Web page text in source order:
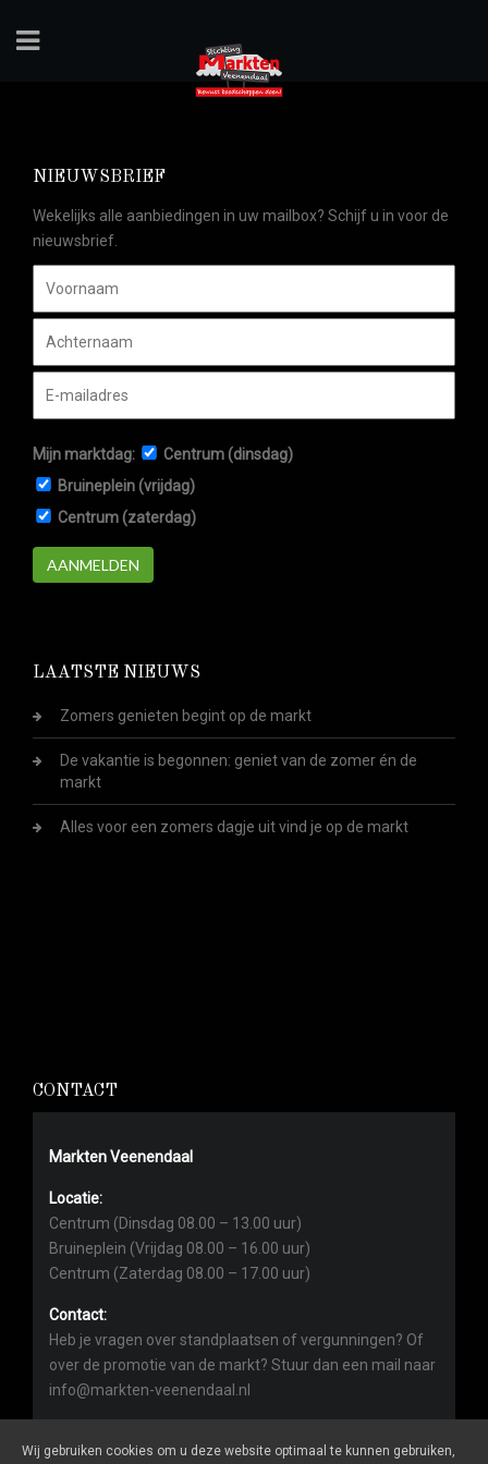
NIEUWSBRIEF
Wekelijks alle aanbiedingen in uw mailbox? Schijf u in voor de
nieuwsbrief.
Mijn marktdag:
Centrum (dinsdag)
Bruineplein (vrijdag)
Centrum (zaterdag)
AANMELDEN
LAATSTE NIEUWS
Zomers genieten begint op de markt
De vakantie is begonnen: geniet van de zomer én de
markt
Alles voor een zomers dagje uit vind je op de markt
CONTACT
Markten Veenendaal
Locatie:
Centrum (Dinsdag 08.00 – 13.00 uur)
Bruineplein (Vrijdag 08.00 – 16.00 uur)
Centrum (Zaterdag 08.00 – 17.00 uur)
Contact:
Heb je vragen over standplaatsen of vergunningen? Of
over de promotie van de markt? Stuur dan een mail naar
info@markten-veenendaal.nl
Wij gebruiken cookies om u deze website optimaal te kunnen gebruiken,